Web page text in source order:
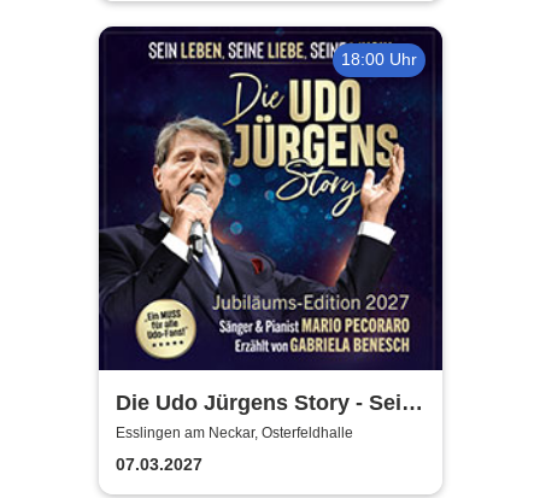
18:00 Uhr
Die Udo Jürgens Story - Sein
Leben, seine Liebe, seine
Musik! Konzerte 2027
Esslingen am Neckar, Osterfeldhalle
07.03.2027